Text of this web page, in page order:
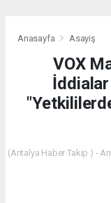
Anasayfa Asayiş
VOX
İddialar
(Antalya Haber Takip ) -